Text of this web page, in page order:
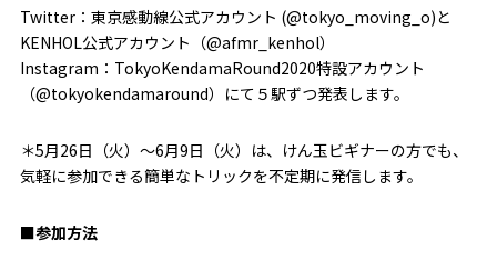
Twitter：東京感動線公式アカウント (@tokyo_moving_o)と
KENHOL公式アカウント（@afmr_kenhol）
Instagram：TokyoKendamaRound2020特設アカウント
（@tokyokendamaround）にて５駅ずつ発表します。
＊5月26日（火）〜6月9日（火）は、けん玉ビギナーの方でも、
気軽に参加できる簡単なトリックを不定期に発信します。
■参加方法